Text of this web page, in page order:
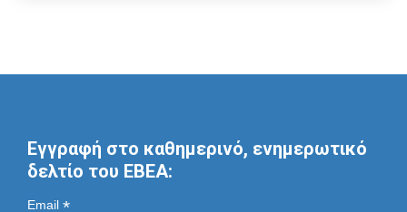
Εγγραφή στο καθημερινό, ενημερωτικό
δελτίο του ΕΒΕΑ:
Email *